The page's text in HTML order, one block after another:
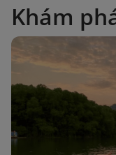
Khám